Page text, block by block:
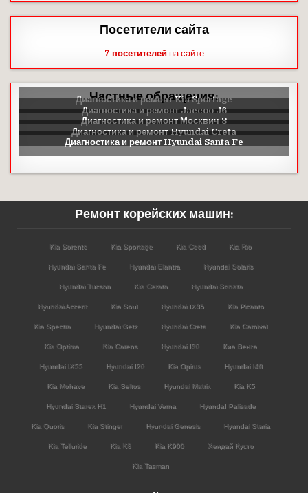
Посетители сайта
7 посетителейна сайте
Частные обращения:
Ремонт корейских машин:
Kia Sorento Kia Sportage Kia Ceed Kia Rio
Hyundai Santa Fe Hyundai Elantra Hyundai Solaris
Hyundai Tucson Kia Cerato Hyundai Sonata
Hyundai Accent Kia Soul Hyundai IX35 Kia Picanto
Kia Spectra Hyundai Getz Hyundai Creta Kia Carnival
Kia Optima Kia Carens Hyundai I30 Киа Венга
Hyundai IX55 Hyundai I20 Kia Opirus Hyundai I40
Kia Mohave Kia Seltos Hyundai Matrix Kia K5
Hyundai Starex H1 Hyundai Verna HyundaI Palisade
Kia Quoris Kia Stinger Hyundai Genesis Hyundai Staria
Kia Telluride Kia K8 Kia K900 Хендай Кусто
Kia Tasman